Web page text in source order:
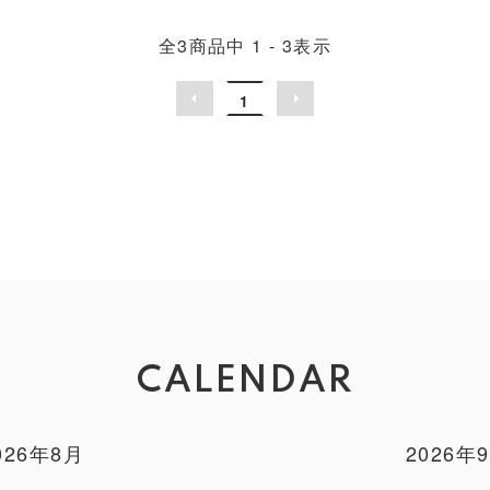
全3商品中 1 - 3表示
1
CALENDAR
年8月 2026年